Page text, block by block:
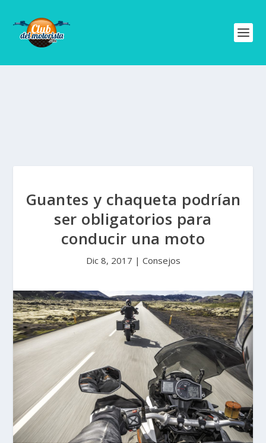
Guantes y chaqueta podrían
ser obligatorios para
conducir una moto
Dic 8, 2017 | Consejos